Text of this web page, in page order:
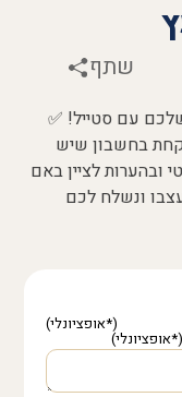
שתף
עם סטייל! ✅
בחשבון שיש
ובהערות לציין באם
ונשלח לכם